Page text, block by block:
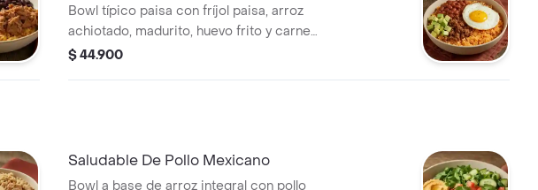
Bowl típico paisa con fríjol paisa, arroz
achiotado, madurito, huevo frito y carne
molida.
$ 44.900
Saludable De Pollo Mexicano
Bowl a base de arroz integral con pollo